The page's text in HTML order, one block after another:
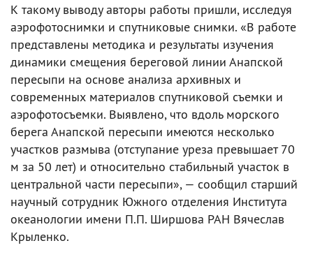
К такому выводу авторы работы пришли, исследуя
аэрофотоснимки и спутниковые снимки. «В работе
представлены методика и результаты изучения
динамики смещения береговой линии Анапской
пересыпи на основе анализа архивных и
современных материалов спутниковой съемки и
аэрофотосъемки. Выявлено, что вдоль морского
берега Анапской пересыпи имеются несколько
участков размыва (отступание уреза превышает 70
м за 50 лет) и относительно стабильный участок в
центральной части пересыпи», — сообщил старший
научный сотрудник Южного отделения Института
океанологии имени П.П. Ширшова РАН Вячеслав
Крыленко.